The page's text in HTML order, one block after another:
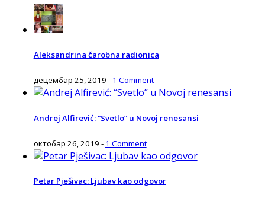
Aleksandrina čarobna radionica
децембар 25, 2019 - 1 Comment
Andrej Alfirević: “Svetlo” u Novoj renesansi
октобар 26, 2019 - 1 Comment
Petar Pješivac: Ljubav kao odgovor